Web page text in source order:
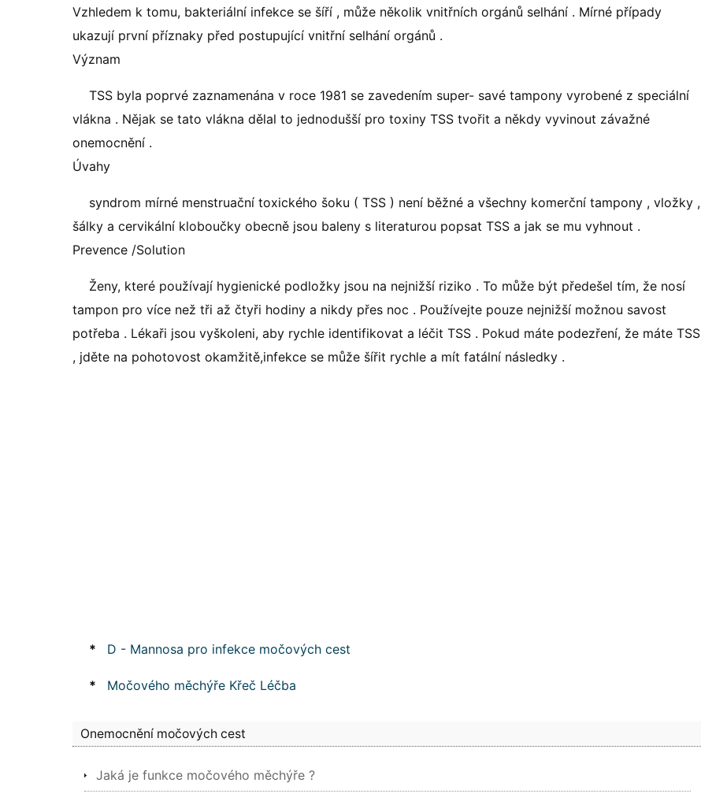
Vzhledem k tomu, bakteriální infekce se šíří , může několik vnitřních orgánů selhání . Mírné případy
ukazují první příznaky před postupující vnitřní selhání orgánů .
Význam
TSS byla poprvé zaznamenána v roce 1981 se zavedením super- savé tampony vyrobené z speciální
vlákna . Nějak se tato vlákna dělal to jednodušší pro toxiny TSS tvořit a někdy vyvinout závažné
onemocnění .
Úvahy
syndrom mírné menstruační toxického šoku ( TSS ) není běžné a všechny komerční tampony , vložky ,
šálky a cervikální kloboučky obecně jsou baleny s literaturou popsat TSS a jak se mu vyhnout .
Prevence /Solution
Ženy, které používají hygienické podložky jsou na nejnižší riziko . To může být předešel tím, že nosí
tampon pro více než tři až čtyři hodiny a nikdy přes noc . Používejte pouze nejnižší možnou savost
potřeba . Lékaři jsou vyškoleni, aby rychle identifikovat a léčit TSS . Pokud máte podezření, že máte TSS
, jděte na pohotovost okamžitě,infekce se může šířit rychle a mít fatální následky .
* D - Mannosa pro infekce močových cest
* Močového měchýře Křeč Léčba
Onemocnění močových cest
Jaká je funkce močového měchýře ?